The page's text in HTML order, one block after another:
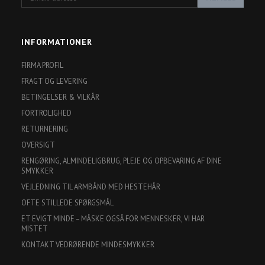
INFORMATIONER
FIRMA PROFIL
FRAGT OG LEVERING
BETINGELSER & VILKÅR
FORTROLIGHED
RETURNERING
OVERSIGT
RENGØRING, ALMINDELIGBRUG, PLEJE OG OPBEVARING AF DINE
SMYKKER
VEJLEDNING TIL ARMBÅND MED HESTEHÅR
OFTE STILLEDE SPØRGSMÅL
ET EVIGT MINDE – MÅSKE OGSÅ FOR MENNESKER, VI HAR
MISTET
KONTAKT VEDRØRENDE MINDESMYKKER